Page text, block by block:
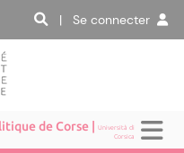
| Se connecter
de Corse |Università di
Corsica